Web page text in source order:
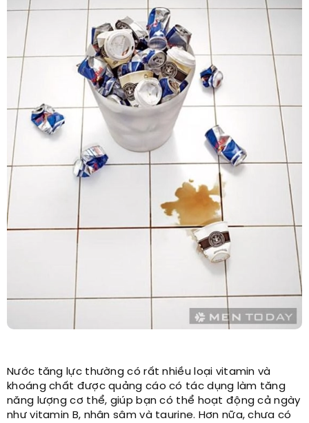
Nước tăng lực thường có rất nhiều loại vitamin và
khoáng chất được quảng cáo có tác dụng làm tăng
năng lượng cơ thể, giúp bạn có thể hoạt động cả ngày
như vitamin B, nhân sâm và taurine. Hơn nữa, chưa có